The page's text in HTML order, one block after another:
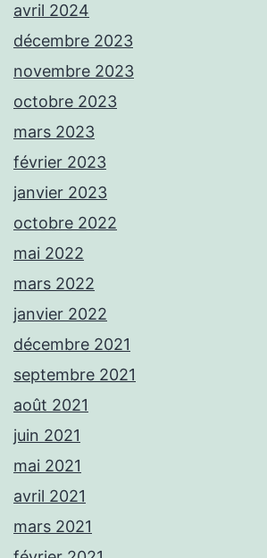
avril 2024
décembre 2023
novembre 2023
octobre 2023
mars 2023
février 2023
janvier 2023
octobre 2022
mai 2022
mars 2022
janvier 2022
décembre 2021
septembre 2021
août 2021
juin 2021
mai 2021
avril 2021
mars 2021